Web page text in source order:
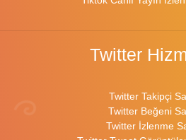
Twitter
Twitter Takipçi
Twitter Beğeni
Twitter İzlenme